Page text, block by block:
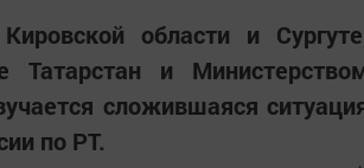
области и
и
сложившаяся
по РТ.